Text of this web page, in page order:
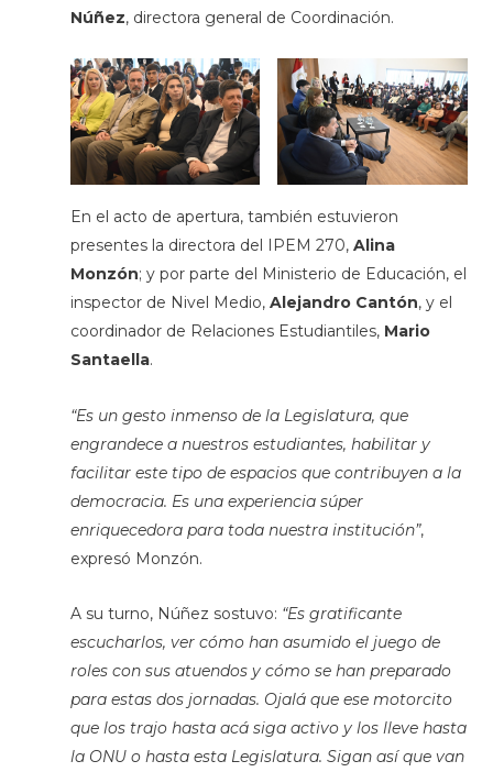
Núñez, directora general de Coordinación.
En el acto de apertura, también estuvieron
presentes la directora del IPEM 270, Alina
Monzón; y por parte del Ministerio de Educación, el
inspector de Nivel Medio, Alejandro Cantón, y el
coordinador de Relaciones Estudiantiles, Mario
Santaella.
“Es un gesto inmenso de la Legislatura, que
engrandece a nuestros estudiantes, habilitar y
facilitar este tipo de espacios que contribuyen a la
democracia. Es una experiencia súper
enriquecedora para toda nuestra institución”,
expresó Monzón.
A su turno, Núñez sostuvo: “Es gratificante
escucharlos, ver cómo han asumido el juego de
roles con sus atuendos y cómo se han preparado
para estas dos jornadas. Ojalá que ese motorcito
que los trajo hasta acá siga activo y los lleve hasta
la ONU o hasta esta Legislatura. Sigan así que van